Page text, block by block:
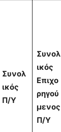
Συνολ
ικός
Π/Υ
Συνολ
ικός
Επιχο
ρηγού
μενος
Π/Υ